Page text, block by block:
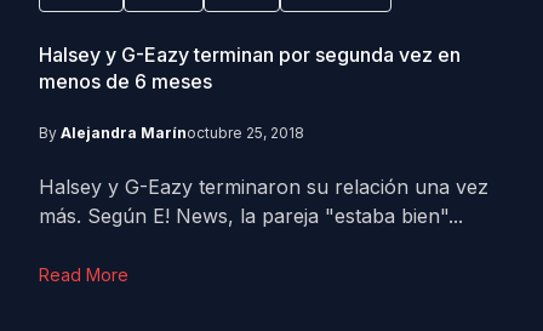
Halsey y G-Eazy terminan por segunda vez en
menos de 6 meses
By Alejandra Marínoctubre 25, 2018
Halsey y G-Eazy terminaron su relación una vez
más. Según E! News, la pareja "estaba bien"...
Read More